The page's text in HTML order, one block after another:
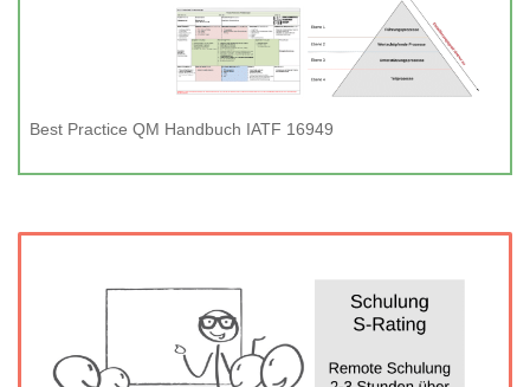
Best Practice QM Handbuch IATF 16949